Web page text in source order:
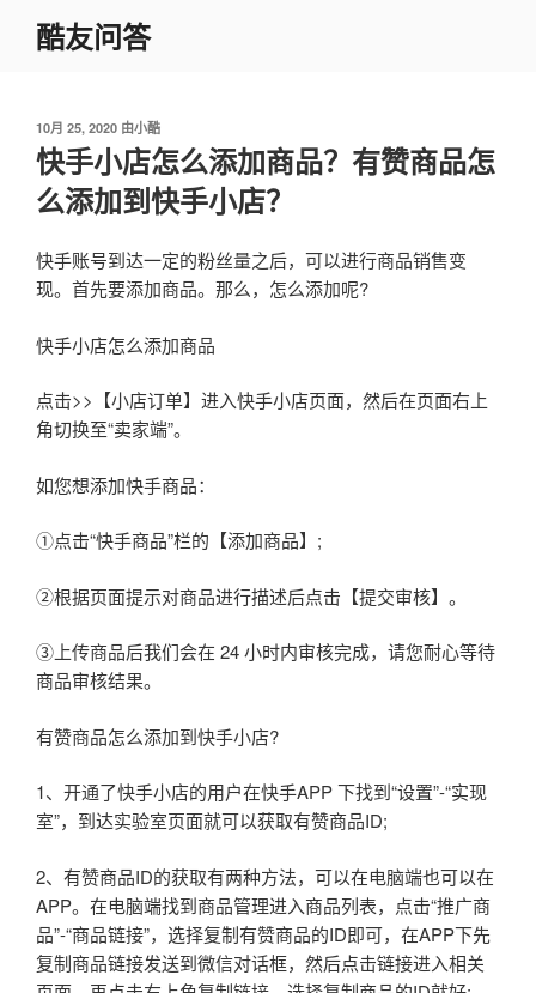
酷友问答
发
布
于
10月 25, 2020 由小酷
快手小店怎么添加商品？有赞商品怎
么添加到快手小店？
快手账号到达一定的粉丝量之后，可以进行商品销售变
现。首先要添加商品。那么，怎么添加呢?
快手小店怎么添加商品
点击>>【小店订单】进入快手小店页面，然后在页面右上
角切换至“卖家端”。
如您想添加快手商品：
①点击“快手商品”栏的【添加商品】;
②根据页面提示对商品进行描述后点击【提交审核】。
③上传商品后我们会在 24 小时内审核完成，请您耐心等待
商品审核结果。
有赞商品怎么添加到快手小店?
1、开通了快手小店的用户在快手APP 下找到“设置”-“实现
室”，到达实验室页面就可以获取有赞商品ID;
2、有赞商品ID的获取有两种方法，可以在电脑端也可以在
APP。在电脑端找到商品管理进入商品列表，点击“推广商
品”-“商品链接”，选择复制有赞商品的ID即可，在APP下先
复制商品链接发送到微信对话框，然后点击链接进入相关